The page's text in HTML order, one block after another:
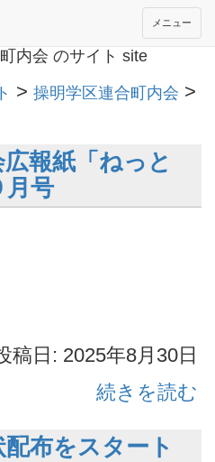
内会 のサイト site
メニュー
> 操明学区連合町内会 >
報紙「ねっと
月号
稿日: 2025年8月30日
続きを読む
布をスタート